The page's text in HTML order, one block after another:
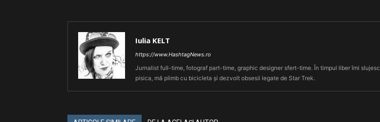
Iulia KELT
https://www.HashtagNews.ro
Jurnalist full-time, fotograf part-time, graphic designer sfert-time. În timpul liber îmi slujesc
pisica, mă plimb cu bicicleta și dezvolt obsesii legate de Star Trek.